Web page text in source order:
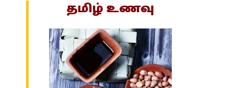
தமிழ் உணவு